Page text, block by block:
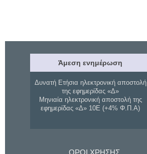
Άμεση ενημέρωση
Δυνατή Ετήσια ηλεκτρονική αποστολή
της εφημερίδας «Δ»
Μηνιαία ηλεκτρονική αποστολή της
εφημερίδας «Δ» 10Ε (+4% Φ.Π.Α)
ΟΡΟΙ ΧΡΗΣΗΣ